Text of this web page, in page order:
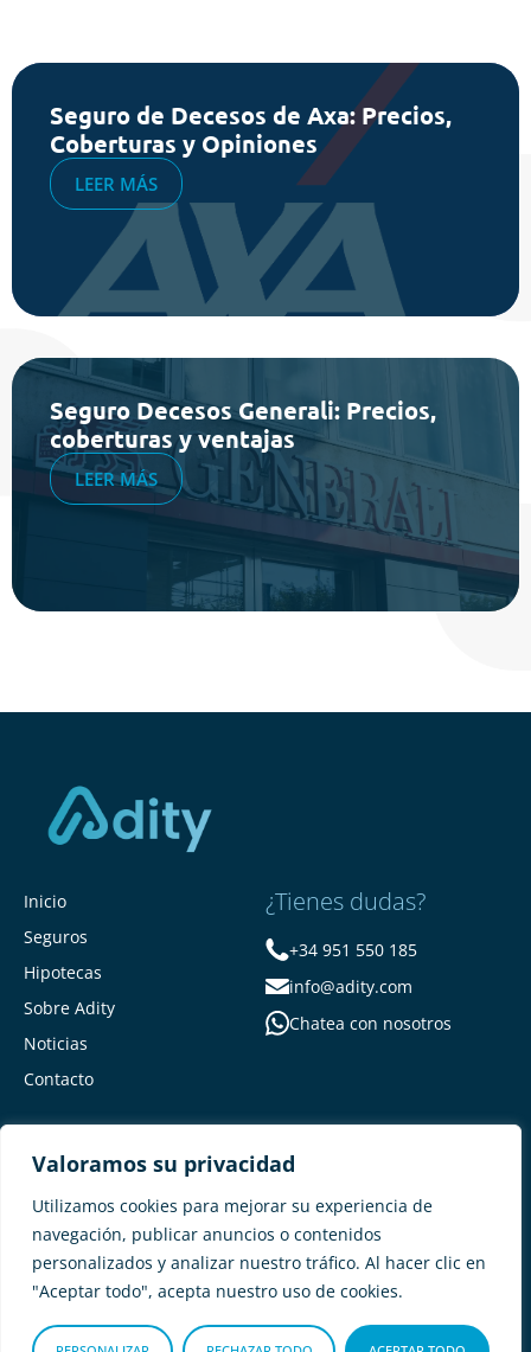
Valoramos su privacidad
Utilizamos cookies para mejorar su experiencia de
navegación, publicar anuncios o contenidos
personalizados y analizar nuestro tráfico. Al hacer clic en
"Aceptar todo", acepta nuestro uso de cookies.
Seguro de Decesos de Axa: Precios,
Coberturas y Opiniones
LEER MÁS
Seguro Decesos Generali: Precios,
coberturas y ventajas
LEER MÁS
Inicio
Seguros
Hipotecas
Sobre Adity
Noticias
Contacto
¿Tienes dudas?
+34 951 550 185
info@adity.com
Chatea con nosotros
Adity Seguros – Mapa del Sitio –